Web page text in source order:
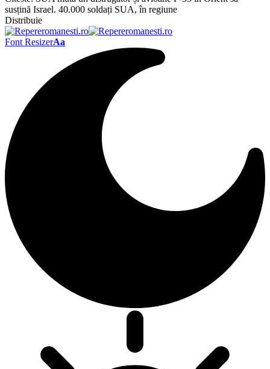
susțină Israel. 40.000 soldați SUA, în regiune
Distribuie
Font ResizerAa